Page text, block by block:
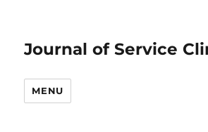
Journal of Service
MENU